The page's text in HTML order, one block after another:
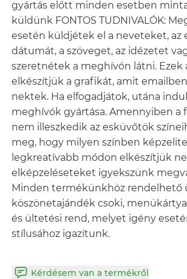
gyártás előtt minden esetben
küldünk FONTOS TUDNIVALÓK:
esetén küldjétek el a neveteket, az
dátumát, a szöveget, az idézetet
szeretnétek a meghívón látni. Ezek
elkészítjük a grafikát, amit
nektek. Ha elfogadjátok, utána
meghívók gyártása. Amennyiben a
nem illeszkedik az esküvőtök
meg, hogy milyen színben
legkreatívabb módon elkészítjük
elképzeléseteket igyekszünk
Minden termékünkhöz rendelhető
köszönetajándék csoki,
és ültetési rend, melyet igény
stílusához igazítunk.
Kérdésem van a termékről